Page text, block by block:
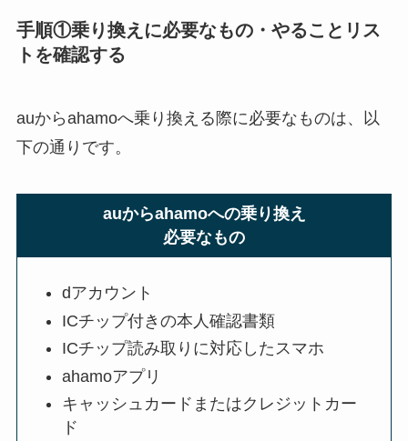
手順①乗り換えに必要なもの・やることリス
トを確認する
auからahamoへ乗り換える際に必要なものは、以
下の通りです。
auからahamoへの乗り換え
必要なもの
dアカウント
ICチップ付きの本人確認書類
ICチップ読み取りに対応したスマホ
ahamoアプリ
キャッシュカードまたはクレジットカー
ド